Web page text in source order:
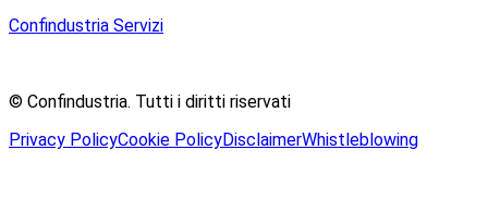
Confindustria Servizi
© Confindustria. Tutti i diritti riservati
Privacy PolicyCookie PolicyDisclaimerWhistleblowing